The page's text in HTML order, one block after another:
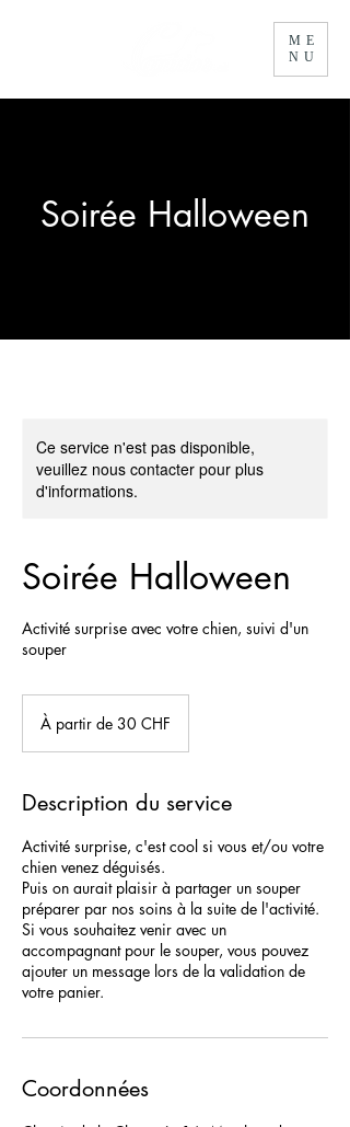
ME
NU
Soirée Halloween
Ce service n'est pas disponible,
veuillez nous contacter pour plus
d'informations.
Soirée Halloween
Activité surprise avec votre chien, suivi d'un
souper
partir
francs
À partir de 30 CHF
Description du service
Activité surprise, c'est cool si vous et/ou votre
chien venez déguisés.
Puis on aurait plaisir à partager un souper
préparer par nos soins à la suite de l'activité.
Si vous souhaitez venir avec un
accompagnant pour le souper, vous pouvez
ajouter un message lors de la validation de
votre panier.
Coordonnées